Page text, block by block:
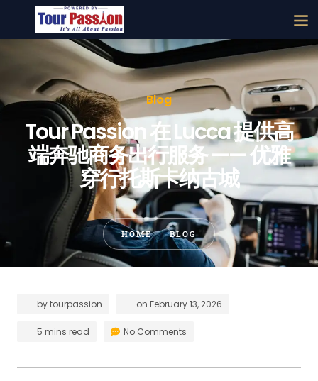
Blog
Tour Passion 在 Lucca 提供高
端奔驰商务出行服务 —— 优雅
穿行托斯卡纳古城
HOME BLOG
bytourpassion on February 13, 2026
5 mins read No Comments